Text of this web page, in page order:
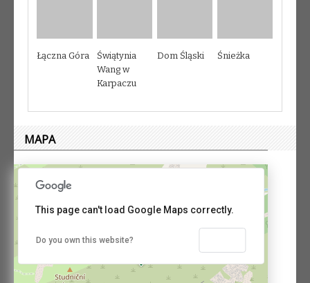
Łączna Góra
Świątynia
Wang w
Karpaczu
Dom Śląski Śnieżka
MAPA
This page can't load Google Maps correctly.
Do you own this website?